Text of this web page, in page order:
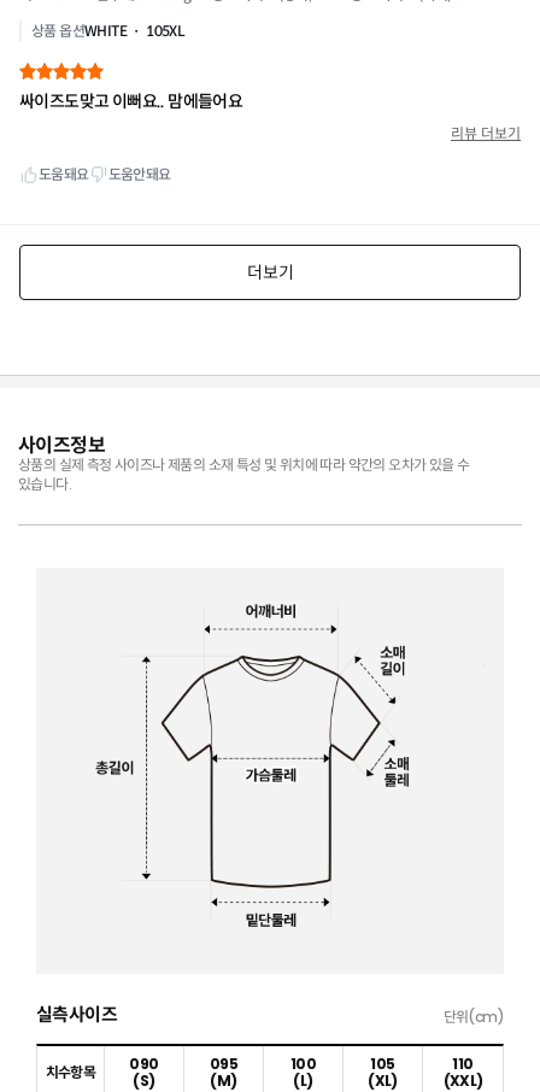
사이즈정보
상품의 실제 측정 사이즈나 제품의 소재 특성 및 위치에 따라 약간의 오차가 있을 수
있습니다.
실측사이즈 단위(cm)
치수항목
090
(S)
095
(M)
100
(L)
105
(XL)
110
(XXL)